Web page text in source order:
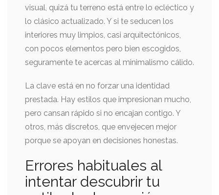
visual, quizá tu terreno está entre lo ecléctico y
lo clásico actualizado. Y si te seducen los
interiores muy limpios, casi arquitectónicos,
con pocos elementos pero bien escogidos,
seguramente te acercas al minimalismo cálido.
La clave está en no forzar una identidad
prestada. Hay estilos que impresionan mucho,
pero cansan rápido si no encajan contigo. Y
otros, más discretos, que envejecen mejor
porque se apoyan en decisiones honestas.
Errores habituales al
intentar descubrir tu